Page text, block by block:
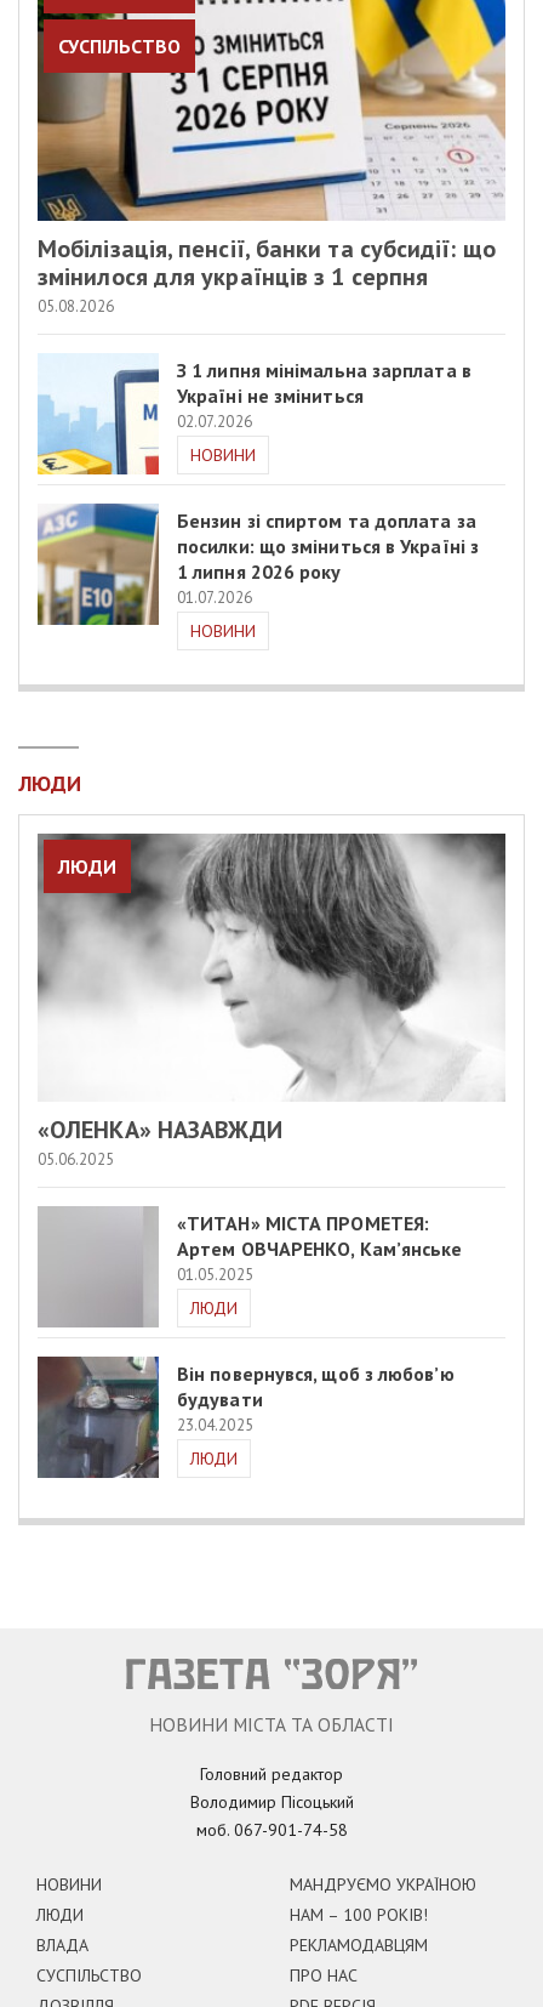
СУСПІЛЬСТВО
Мобілізація, пенсії, банки та субсидії: що
змінилося для українців з 1 серпня
05.08.2026
З 1 липня мінімальна зарплата в
Україні не зміниться
02.07.2026
НОВИНИ
Бензин зі спиртом та доплата за
посилки: що зміниться в Україні з
1 липня 2026 року
01.07.2026
НОВИНИ
ЛЮДИ
ЛЮДИ
«ОЛЕНКА» НАЗАВЖДИ
05.06.2025
«ТИТАН» МІСТА ПРОМЕТЕЯ:
Артем ОВЧАРЕНКО, Кам’янське
01.05.2025
ЛЮДИ
Він повернувся, щоб з любов’ю
будувати
23.04.2025
ЛЮДИ
НОВИНИ МІСТА ТА ОБЛАСТІ
Головний редактор
Володимир Пісоцький
моб. 067-901-74-58
НОВИНИ
ЛЮДИ
ВЛАДА
СУСПІЛЬСТВО
МАНДРУЄМО УКРАЇНОЮ
НАМ – 100 РОКІВ!
РЕКЛАМОДАВЦЯМ
ПРО НАС